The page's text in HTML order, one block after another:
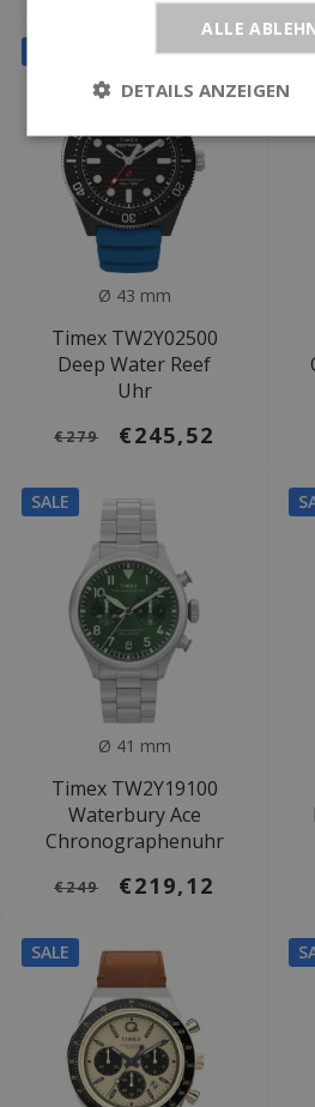
Ø 43 mm
Timex TW2Y02500
Deep Water Reef
Uhr
€279 €245,52
SALE
Ø 41 mm
Timex TW2Y19100
Waterbury Ace
Chronographenuhr
€249 €219,12
SALE
ALLE
DETAILS ANZEIGEN